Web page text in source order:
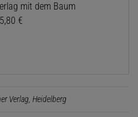
mit dem Baum
€
Verlag, Heidelberg